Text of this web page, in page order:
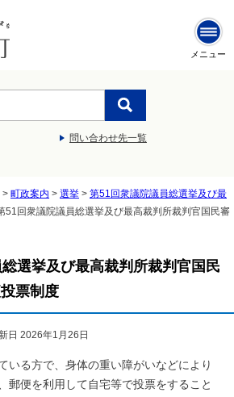
メニュー
問い合わせ先一覧
> 町政案内 > 選挙 > 第51回衆議院議員総選挙及び最
51回衆議院議員総選挙及び最高裁判所裁判官国民審
選挙及び最高裁判所裁判官国民
票制度
日 2026年1月26日
いる方で、身体の重い障がいなどにより
郵便を利用して自宅等で投票をすること